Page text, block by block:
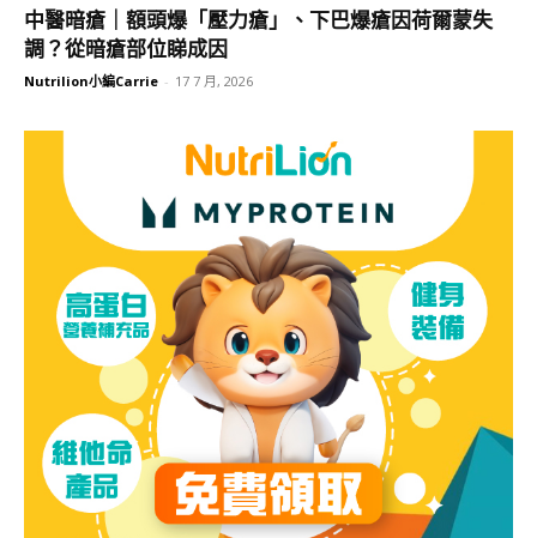
中醫暗瘡｜額頭爆「壓力瘡」、下巴爆瘡因荷爾蒙失
調？從暗瘡部位睇成因
Nutrilion小編Carrie - 17 7 月, 2026